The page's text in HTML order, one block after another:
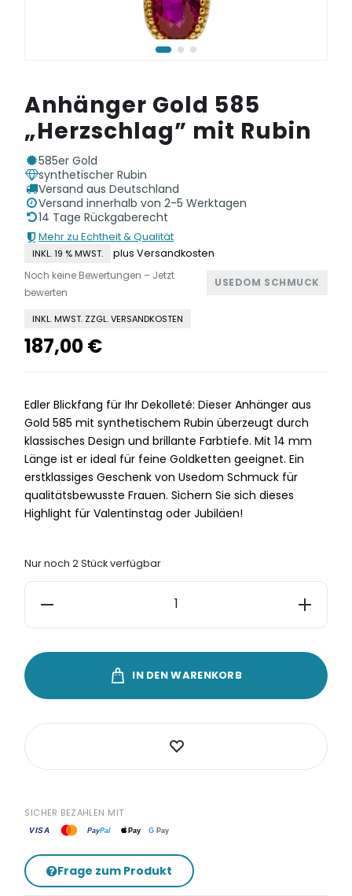
Anhänger Gold 585
„Herzschlag” mit Rubin
585er Gold
synthetischer Rubin
Versand aus Deutschland
Versand innerhalb von 2-5 Werktagen
14 Tage Rückgaberecht
Mehr zu Echtheit & Qualität
INKL. 19 % MWST. plus Versandkosten
USEDOM SCHMUCK
Noch keine Bewertungen – Jetzt
bewerten
INKL. MWST. ZZGL. VERSANDKOSTEN
187,00€
Edler Blickfang für Ihr Dekolleté: Dieser Anhänger aus
Gold 585 mit synthetischem Rubin überzeugt durch
klassisches Design und brillante Farbtiefe. Mit 14 mm
Länge ist er ideal für feine Goldketten geeignet. Ein
erstklassiges Geschenk von Usedom Schmuck für
qualitätsbewusste Frauen. Sichern Sie sich dieses
Highlight für Valentinstag oder Jubiläen!
Nur noch 2 Stück verfügbar
„Herzschlag”
Rubin
Menge
IN DEN WARENKORB
SICHER BEZAHLEN MIT
VISA PayPal Pay G Pay
Frage zum Produkt